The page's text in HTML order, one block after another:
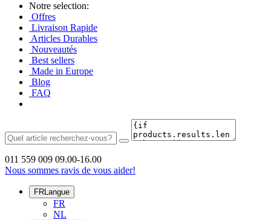
Notre selection:
Offres
Livraison Rapide
Articles Durables
Nouveautés
Best sellers
Made in Europe
Blog
FAQ
011 559 009 09.00-16.00
Nous sommes ravis de vous aider!
FRLangue
FR
NL